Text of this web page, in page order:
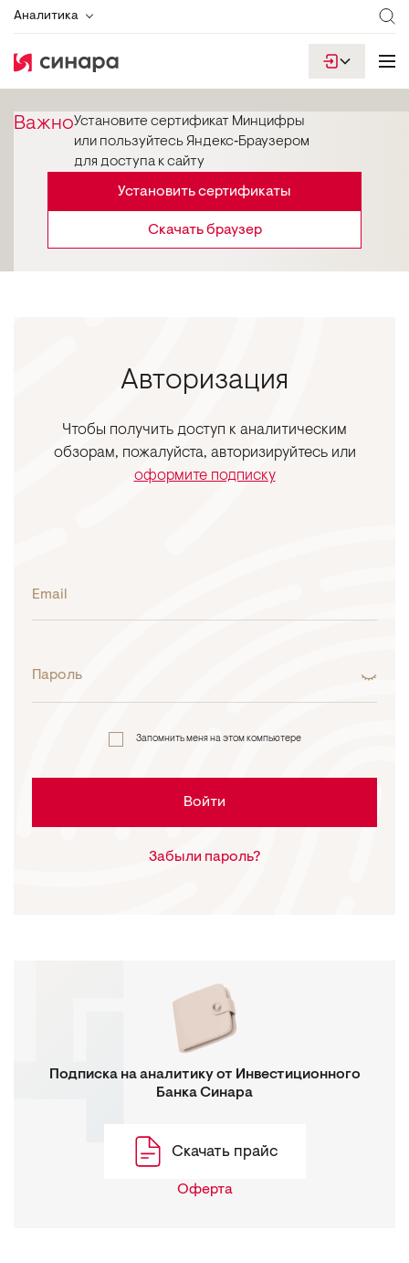
Аналитика
ВажноУстановите сертификат Минцифры
или пользуйтесь Яндекс‑Браузером
для доступа к сайту
Установить сертификаты
Скачать браузер
Авторизация
Чтобы получить доступ к аналитическим
обзорам, пожалуйста, авторизируйтесь или
оформите подписку
Email
Пароль
Запомнить меня на этом компьютере
Войти
Забыли пароль?
Подписка на аналитику от Инвестиционного
Банка Синара
Скачать прайс
Оферта